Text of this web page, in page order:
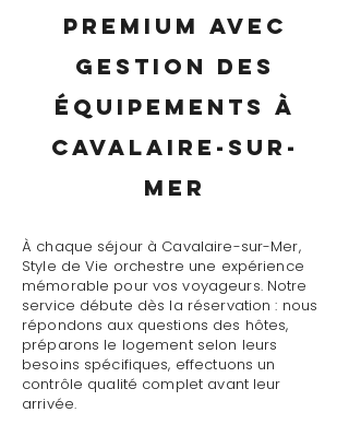
premium avec
gestion des
équipements à
Cavalaire-sur-
Mer
À chaque séjour à Cavalaire-sur-Mer,
Style de Vie orchestre une expérience
mémorable pour vos voyageurs. Notre
service débute dès la réservation : nous
répondons aux questions des hôtes,
préparons le logement selon leurs
besoins spécifiques, effectuons un
contrôle qualité complet avant leur
arrivée.